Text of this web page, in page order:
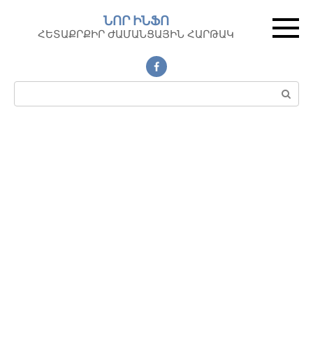
контенту
ՆՈՐ ԻՆՖՈ
ՀԵՏԱՔՐՔԻՐ ԺԱՄԱՆՑԱՅԻՆ ՀԱՐԹԱԿ
Поиск: